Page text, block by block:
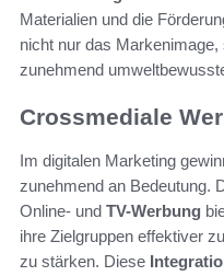
Materialien und die
nicht nur das
zunehmend
Crossmediale
Im digitalen Marketing
zunehmend an Bedeutung.
Online- und TV-Werbung
ihre Zielgruppen effektiver
zu stärken. Diese